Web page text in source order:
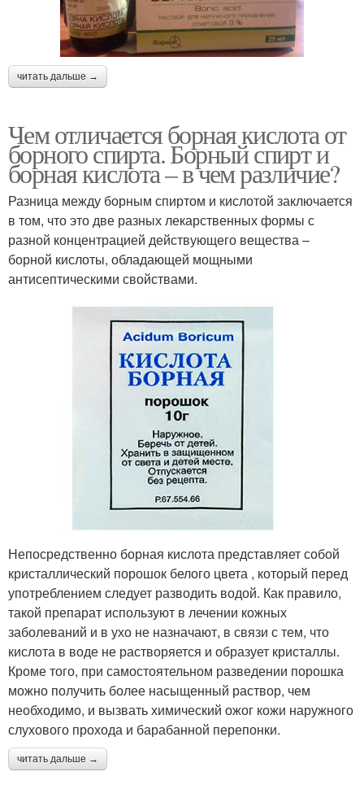
читать дальше →
Чем отличается борная кислота от
борного спирта. Борный спирт и
борная кислота – в чем различие?
Разница между борным спиртом и кислотой заключается
в том, что это две разных лекарственных формы с
разной концентрацией действующего вещества –
борной кислоты, обладающей мощными
антисептическими свойствами.
Непосредственно борная кислота представляет собой
кристаллический порошок белого цвета , который перед
употреблением следует разводить водой. Как правило,
такой препарат используют в лечении кожных
заболеваний и в ухо не назначают, в связи с тем, что
кислота в воде не растворяется и образует кристаллы.
Кроме того, при самостоятельном разведении порошка
можно получить более насыщенный раствор, чем
необходимо, и вызвать химический ожог кожи наружного
слухового прохода и барабанной перепонки.
читать дальше →